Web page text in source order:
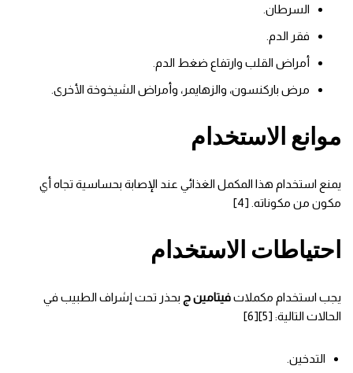
السرطان.
فقر الدم.
أمراض القلب وارتفاع ضغط الدم.
مرض باركنسون، والزهايمر، وأمراض الشيخوخة الأخرى.
موانع الاستخدام
يمنع استخدام هذا المكمل الغذائي عند الإصابة بحساسية تجاه أي
مكون من مكوناته. [4]
احتياطات الاستخدام
يجب استخدام مكملاتفيتامين ج بحذر تحت إشراف الطبيب في
الحالات التالية: [5][6]
التدخين.